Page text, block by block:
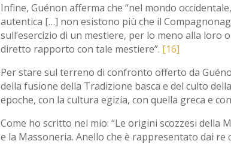
Infine, Guénon afferma che “nel mondo
autentica […] non esistono più che il
sull’esercizio di un mestiere, per lo meno alla
diretto rapporto con tale mestiere”. [16]
Per stare sul terreno di confronto offerto da
della fusione della Tradizione basca e del culto
epoche, con la cultura egizia, con quella greca e
Come ho scritto nel mio: “Le origini scozzesi della
e la Massoneria. Anello che è rappresentato dai re